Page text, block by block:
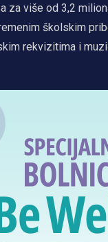
za više od 3,2
školskim
rekvizitima i